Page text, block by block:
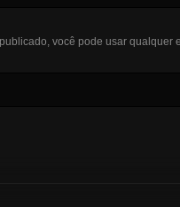
você pode usar qualquer